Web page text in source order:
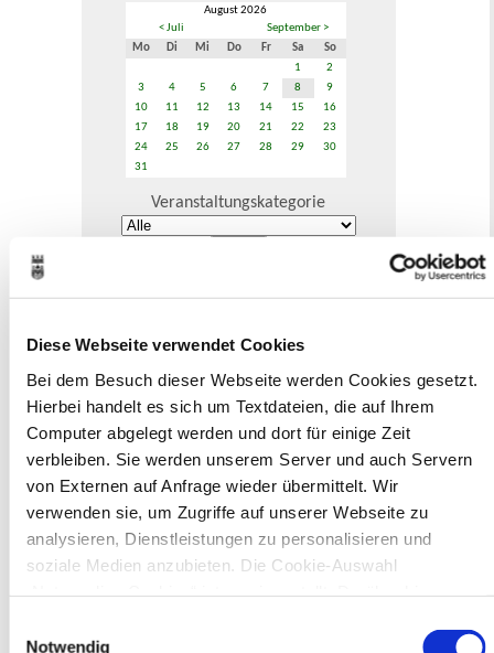
Diese Webseite verwendet Cookies
Bei dem Besuch dieser Webseite werden Cookies gesetzt.
Hierbei handelt es sich um Textdateien, die auf Ihrem
Computer abgelegt werden und dort für einige Zeit
verbleiben. Sie werden unserem Server und auch Servern
von Externen auf Anfrage wieder übermittelt. Wir
verwenden sie, um Zugriffe auf unserer Webseite zu
analysieren, Dienstleistungen zu personalisieren und
soziale Medien anzubieten. Die Cookie-Auswahl
(USA) mit unzureichendem Datenschutzniveau verarbeiten.
Notwendig
August 2026
< Juli
September >
Mo
Di Mi Do Fr Sa
So
1
2
3
4 5 6 7 8
9
10
11 12 13 14 15
16
17
18 19 20 21 22
23
24
25 26 27 28 29
30
31
Veranstaltungskategorie
Museen
In Recklinghausen gibt es verschiedene
Museen zu entdecken, darunter das
Ikonen-Museum und die
Kunsthalle. Mehr